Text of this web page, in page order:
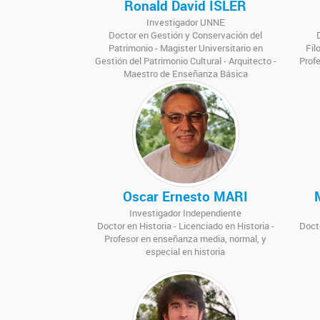
Ronald David ISLER
Investigador UNNE
Doctor en Gestión y Conservación del
Patrimonio - Magister Universitario en
Gestión del Patrimonio Cultural - Arquitecto -
Maestro de Enseñanza Básica
Oscar Ernesto MARI
Investigador Independiente
Doctor en Historia - Licenciado en Historia -
Profesor en enseñanza media, normal, y
especial en historia